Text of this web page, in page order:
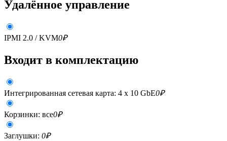
Удалённое управление
IPMI 2.0 / KVM0₽
Входит в комплектацию
Интегрированная сетевая карта: 4 x 10 GbE0₽
Корзинки: все0₽
Заглушки: 0₽